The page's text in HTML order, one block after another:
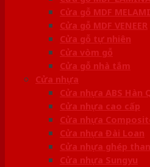
Cửa gỗ MDF
Cửa gỗ MDF VENEER
Cửa gỗ tự nhiên
Cửa vòm gỗ
Cửa gỗ nhà tắm
Cửa nhựa
Cửa nhựa ABS Hàn
Cửa nhựa cao cấp
Cửa nhựa
Cửa nhựa Đài Loan
Cửa nhựa ghép
Cửa nhựa Sungyu